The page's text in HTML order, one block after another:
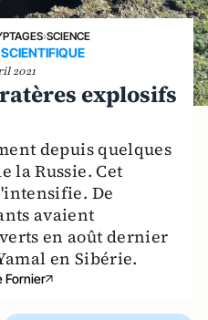
›SCIENCE
2021
explosifs
depuis quelques
la Russie. Cet
De
avaient
en août dernier
en Sibérie.
Fornier